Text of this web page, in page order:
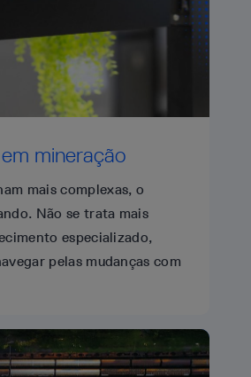
mineração
mais complexas, o
Não se trata mais
especializado,
pelas mudanças com